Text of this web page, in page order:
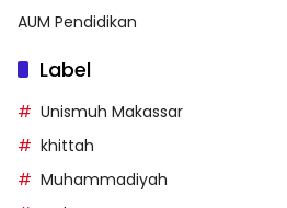
AUM Pendidikan
Label
Unismuh Makassar
khittah
Muhammadiyah